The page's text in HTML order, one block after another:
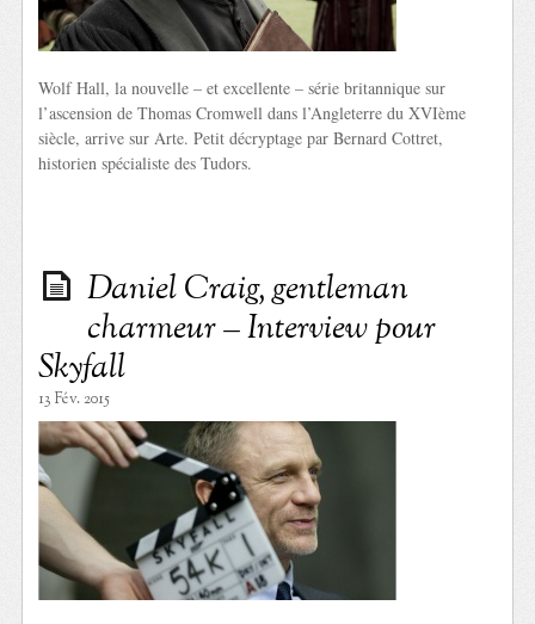
Wolf Hall, la nouvelle – et excellente – série britannique sur
l’ascension de Thomas Cromwell dans l’Angleterre du XVIème
siècle, arrive sur Arte. Petit décryptage par Bernard Cottret,
historien spécialiste des Tudors.
Daniel Craig, gentleman
charmeur – Interview pour
Skyfall
13 Fév. 2015